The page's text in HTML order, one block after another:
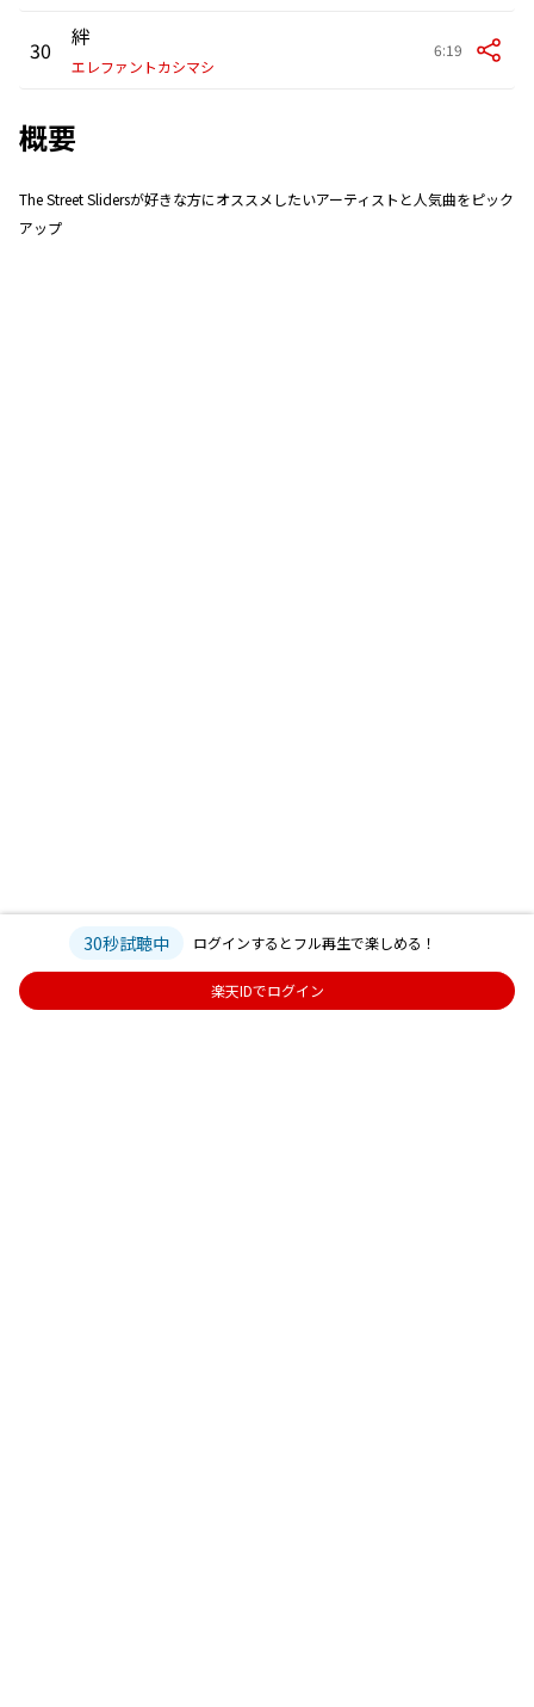
30 絆
エレファントカシマシ
6:19
概要
The Street Slidersが好きな方にオススメしたいアーティストと人気曲をピック
アップ
30秒試聴中 ログインするとフル再生で楽しめる！
楽天IDでログイン